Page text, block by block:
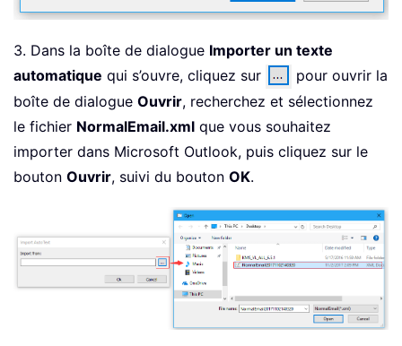
3. Dans la boîte de dialogue Importer un texte
automatique qui s’ouvre, cliquez sur
pour ouvrir la
boîte de dialogue Ouvrir, recherchez et sélectionnez
le fichier NormalEmail.xml que vous souhaitez
importer dans Microsoft Outlook, puis cliquez sur le
bouton Ouvrir, suivi du bouton OK.